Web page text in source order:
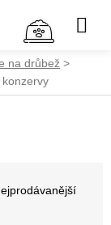
na drůbež